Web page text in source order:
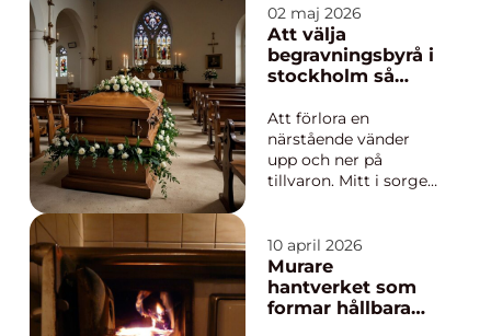
fastighet upplevs av
både boende och
besökare. Med
genomtänkt
en vanlig tomt
förvandlas till en
funktionell,...
02 maj 2026
Att välja
begravningsbyrå i
stockholm så
personligt och
värdigt avsked
Att förlora en
närstående vänder
upp och ner på
tillvaron. Mitt i sorgen
beslut på kort tid:
form av begravning,
kista eller urna, musik,
blommor,
10 april 2026
Murare
hantverket som
formar hållbara